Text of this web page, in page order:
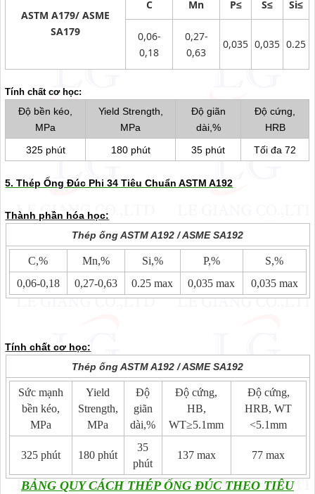
ASTM A179/ ASME
SA179
C Mn P≤ S≤ Si≤
0,06-
0,18
0,27-
0,63
0,035 0,035 0.25
Tính chất cơ học:
Độ bền kéo,
MPa
Yield Strength,
MPa
Độ giãn
dài,%
Độ cứng,
HRB
325 phút
180 phút 35 phút Tối đa 72
5. Thép Ống Đúc Phi 34 Tiêu Chuẩn ASTM A192
Thành phần hóa học:
Thép ống ASTM A192 / ASME SA192
C,% Mn,% Si,% P,%
S,%
0,06-0,18
0,27-0,63 0.25 max 0,035 max 0,035 max
Tính chất cơ học:
Thép ống ASTM A192 / ASME SA192
Sức mạnh
bền kéo,
MPa
Yield
Strength,
MPa
Độ
giãn
dài,%
Độ cứng,
HB,
WT≥5.1mm
Độ cứng,
HRB, WT
<5.1mm
325 phút 180 phút
35
phút
137 max 77 max
BẢNG QUY CÁCH THÉP ỐNG ĐÚC THEO TIÊU